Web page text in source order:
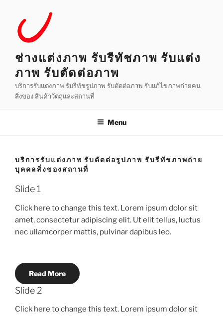
content
ช่างแต่งภาพ รับรีทัชภาพ รับแต่ง
ภาพ รับตัดต่อภาพ
บริการรับแต่งภาพ รับรีทัชรูปภาพ รับตัดต่อภาพ รับแก้ไขภาพถ่ายคน
สิ่งของ สินค้าวัตถุและสถานที่
Menu
บริการรับแต่งภาพ รับตัดต่อรูปภาพ รับรีทัชภาพถ่าย
บุคคลสิ่งของสถานที่
Slide 1
Click here to change this text. Lorem ipsum dolor sit
amet, consectetur adipiscing elit. Ut elit tellus, luctus
nec ullamcorper mattis, pulvinar dapibus leo.
Read More
Slide 2
Click here to change this text. Lorem ipsum dolor sit